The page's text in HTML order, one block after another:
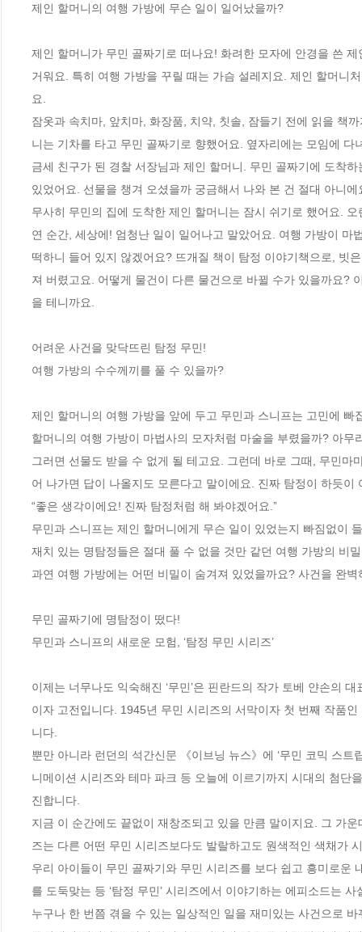
제인 할머니의 여행 가방에 무슨 일이 일어났을까?
제인 할머니가 무민 골짜기로 떠나요! 화려한 모자에 안경을 쓴
거워요. 특히 여행 가방을 꾸릴 때는 가슴 설레지요. 제인 할머니
요.
잠옷과 속치마, 앞치마, 화장품, 치약, 칫솔, 잠들기 전에 읽을
니는 기차를 타고 무민 골짜기로 향했어요. 옆자리에는 모임에 다
금세 친구가 된 경찰 서장님과 제인 할머니. 무민 골짜기에 도착
있었어요. 선물을 챙겨 오셨을까 궁금해서 나와 본 건 절대 아니
무사히 무민의 집에 도착한 제인 할머니는 잠시 쉬기로 했어요.
연 순간, 세상에! 엄청난 일이 일어나고 말았어요. 여행 가방이
떡하니 들어 있지 않겠어요? 뜨개질 책이 탐정 이야기책으로, 빗
져 버렸고요. 어떻게 물건이 다른 물건으로 바뀔 수가 있을까요?
을 테니까요.
어려운 사건을 맞닥뜨린 탐정 무민!
여행 가방의 수수께끼를 풀 수 있을까?
제인 할머니의 여행 가방을 앞에 두고 무민과 스니프는 고민에
할머니의 여행 가방이 마법사의 모자처럼 마술을 부렸을까? 아
그러면 선물도 받을 수 없게 될 테고요. 그런데 바로 그때, 무민
어 나가면 답이 나올지도 모른다고 말이에요. 진짜 탐정이 하듯
“좋은 생각이에요! 진짜 탐정처럼 해 봐야겠어요.”
무민과 스니프는 제인 할머니에게 무슨 일이 있었는지 빠짐없이
재치 있는 명탐정들은 절대 풀 수 없을 것만 같던 여행 가방의
과연 여행 가방에는 어떤 비밀이 숨겨져 있었을까요? 사건을 완
무민 골짜기에 명탐정이 떴다!
무민과 스니프의 새로운 모험, ‘탐정 무민 시리즈’
이제는 너무나도 익숙해진 ‘무민’은 핀란드의 작가 토베 얀손의
이자 고전입니다. 1945년 무민 시리즈의 서막이자 첫 번째 작품
니다.
뿐만 아니라 런던의 석간신문 《이브닝 뉴스》에 ‘무민 코믹 스
니메이션 시리즈와 테마 파크 등 오늘에 이르기까지 시대의 첨단
진합니다.
지금 이 순간에도 끝없이 재창조되고 있을 만큼 말이지요. 그 가
즈는 다른 어떤 무민 시리즈보다도 발랄하고도 원색적인 색채가
우리 아이들이 무민 골짜기와 무민 시리즈를 보다 쉽고 흥미로운
를 도둑맞는 등 ‘탐정 무민’ 시리즈에서 이야기하는 에피소드는
누구나 한 번쯤 겪을 수 있는 일상적인 일을 재미있는 사건으로